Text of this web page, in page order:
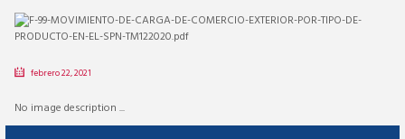
febrero 22, 2021
No image description ...